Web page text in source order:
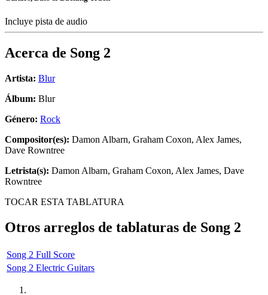
Incluye pista de audio
Acerca de Song 2
Artista: Blur
Álbum: Blur
Género: Rock
Compositor(es): Damon Albarn, Graham Coxon, Alex James,
Dave Rowntree
Letrista(s): Damon Albarn, Graham Coxon, Alex James, Dave
Rowntree
TOCAR ESTA TABLATURA
Otros arreglos de tablaturas de Song 2
Song 2 Full Score
Song 2 Electric Guitars